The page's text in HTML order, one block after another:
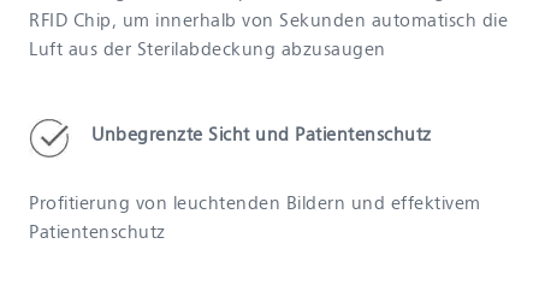
RFID Chip, um innerhalb von Sekunden automatisch die
Luft aus der Sterilabdeckung abzusaugen
Unbegrenzte Sicht und Patientenschutz
Profitierung von leuchtenden Bildern und effektivem
Patientenschutz